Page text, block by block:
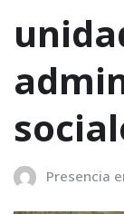
Presencia